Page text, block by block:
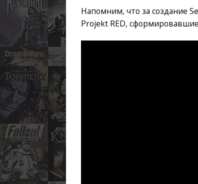
Напомним, что за создание
Projekt RED,